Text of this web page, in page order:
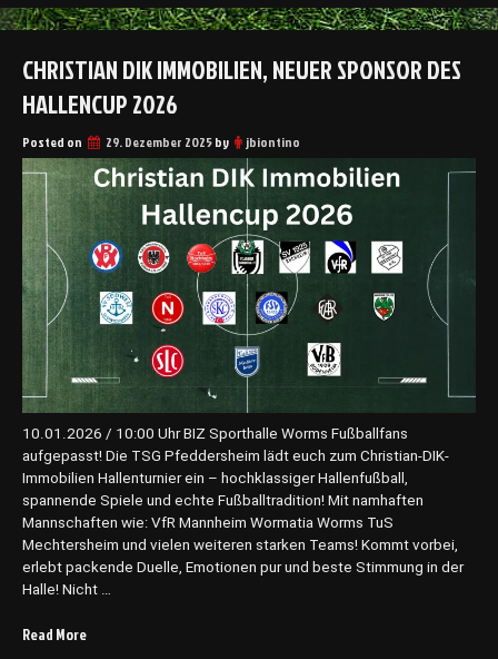
i
t
i
a
n
D
i
k
m
m
o
i
e
n
H
a
l
l
e
n
C
u
CHRISTIAN DIK IMMOBILIEN, NEUER SPONSOR DES
HALLENCUP 2026
Posted on 29. Dezember 2025by jbiontino
10.01.2026 / 10:00 Uhr BIZ Sporthalle Worms Fußballfans
aufgepasst! Die TSG Pfeddersheim lädt euch zum Christian-DIK-
Immobilien Hallenturnier ein – hochklassiger Hallenfußball,
spannende Spiele und echte Fußballtradition! Mit namhaften
Mannschaften wie: VfR Mannheim Wormatia Worms TuS
Mechtersheim und vielen weiteren starken Teams! Kommt vorbei,
erlebt packende Duelle, Emotionen pur und beste Stimmung in der
Halle! Nicht …
Read More